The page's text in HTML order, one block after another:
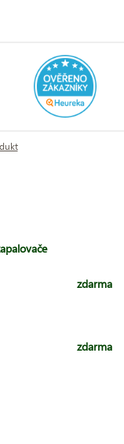
zdarma
zdarma